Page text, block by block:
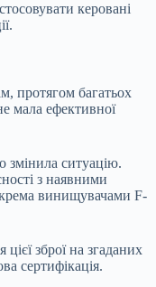
керовані
протягом багатьох
мала ефективної
змінила ситуацію.
з наявними
винищувачами F-
зброї на згаданих
сертифікація.